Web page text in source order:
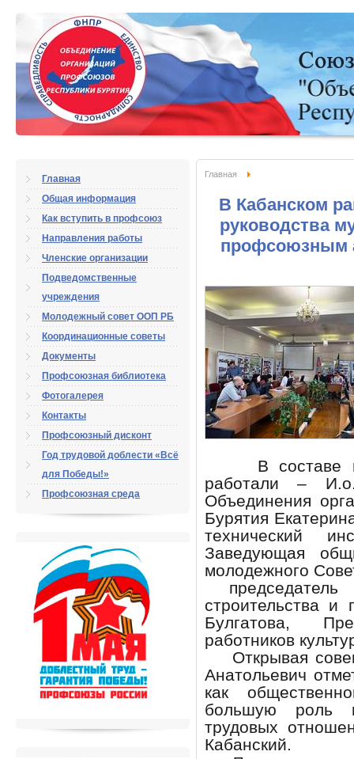
Главная
Общая информация
Как вступить в профсоюз
Направления работы
Членские организации
Подведомственные
учреждения
Молодежный совет ООП РБ
Координационные советы
Документы
Профсоюзная библиотека
Фотогалерея
Контакты
Профсоюзный дисконт
Год трудовой доблести «Всё
для Победы!»
Профсоюзная среда
Главная
В Кабанском
руководства
профсоюзным
В составе
работали –
Объединения
Бурятия
технический
Заведующая
молодежного
строительства
Булгатова,
работников
Открывая
Анатольевич
как
большую роль
трудовых
Кабанский.